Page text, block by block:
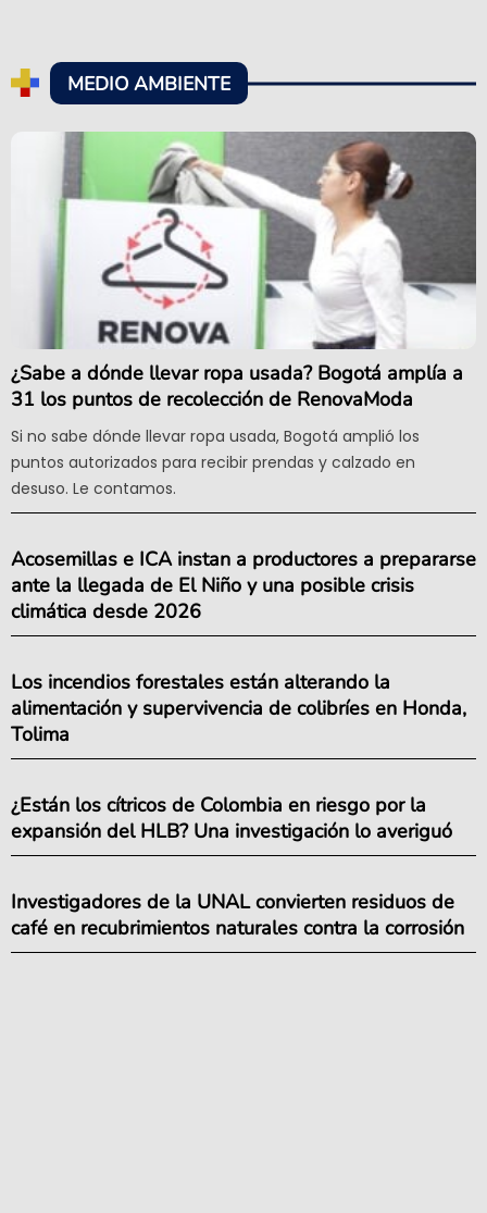
MEDIO AMBIENTE
¿Sabe a dónde llevar ropa usada? Bogotá amplía a
31 los puntos de recolección de RenovaModa
Si no sabe dónde llevar ropa usada, Bogotá amplió los
puntos autorizados para recibir prendas y calzado en
desuso. Le contamos.
Acosemillas e ICA instan a productores a prepararse
ante la llegada de El Niño y una posible crisis
climática desde 2026
Los incendios forestales están alterando la
alimentación y supervivencia de colibríes en Honda,
Tolima
¿Están los cítricos de Colombia en riesgo por la
expansión del HLB? Una investigación lo averiguó
Investigadores de la UNAL convierten residuos de
café en recubrimientos naturales contra la corrosión